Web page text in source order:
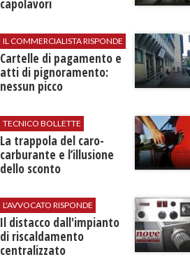
capolavori
IL COMMERCIALISTA RISPONDE
Cartelle di pagamento e
atti di pignoramento:
nessun picco
TECNICO BOLLETTE
​La trappola del caro-
carburante e l’illusione
dello sconto
L'AVVOCATO RISPONDE
Il distacco dall'impianto
di riscaldamento
centralizzato